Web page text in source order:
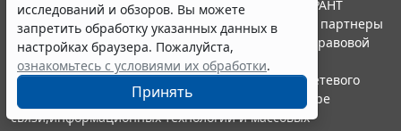
исследований и обзоров. Вы можете
запретить обработку указанных данных в
настройках браузера. Пожалуйста,
ознакомьтесь с условиями их обработки.
Принять
© ООО "НПП "ГАРАНТ-СЕРВИС", 2026. Система ГАРАНТ
выпускается с 1990 года. Компания "Гарант" и ее партнеры
являются участниками Российской ассоциации правовой
информации ГАРАНТ.
Портал ГАРАНТ.РУ зарегистрирован в качестве сетевого
издания Федеральной службой по надзору в сфере
связи,информационных технологий и массовых